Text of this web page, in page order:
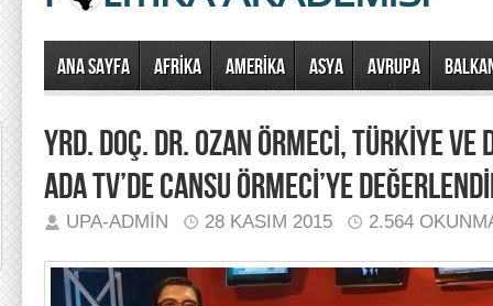
Ana Sayfa AFRİKA AMERİKA ASYA AVRUPA
YRD. DOÇ. DR. OZAN ÖRMECİ, TÜRKİYE VE
ADA TV’DE CANSU ÖRMECİ’YE
UPA-ADMIN 28 KASIM 2015 2.564